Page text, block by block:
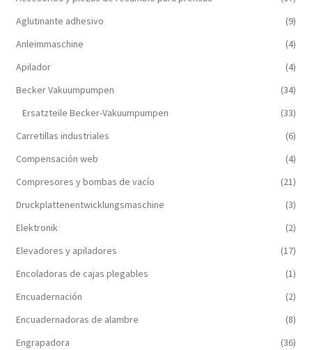
Aglutinante adhesivo
(9)
Anleimmaschine
(4)
Apilador
(4)
Becker Vakuumpumpen
(34)
Ersatzteile Becker-Vakuumpumpen
(33)
Carretillas industriales
(6)
Compensación web
(4)
Compresores y bombas de vacío
(21)
Druckplattenentwicklungsmaschine
(3)
Elektronik
(2)
Elevadores y apiladores
(17)
Encoladoras de cajas plegables
(1)
Encuadernación
(2)
Encuadernadoras de alambre
(8)
Engrapadora
(36)